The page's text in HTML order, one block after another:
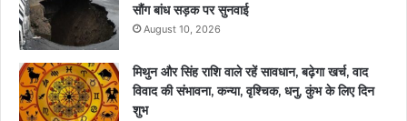
सौंग बांध सड़क पर सुनवाई
August 10, 2026
मिथुन और सिंह राशि वाले रहें सावधान, बढ़ेगा खर्च, वाद
विवाद की संभावना, कन्या, वृश्चिक, धनु, कुंभ के लिए दिन
शुभ